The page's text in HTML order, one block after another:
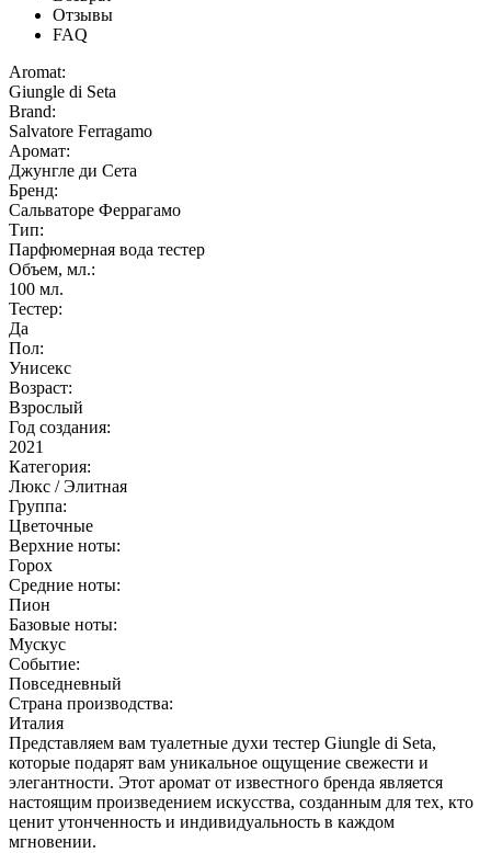
Отзывы
FAQ
Aromat:
Giungle di Seta
Brand:
Salvatore Ferragamo
Аромат:
Джунгле ди Сета
Бренд:
Сальваторе Феррагамо
Тип:
Парфюмерная вода тестер
Объем, мл.:
100 мл.
Тестер:
Да
Пол:
Унисекс
Возраст:
Взрослый
Год создания:
2021
Категория:
Люкс / Элитная
Группа:
Цветочные
Верхние ноты:
Горох
Средние ноты:
Пион
Базовые ноты:
Мускус
Событие:
Повседневный
Страна производства:
Италия
Представляем вам туалетные духи тестер Giungle di Seta,
которые подарят вам уникальное ощущение свежести и
элегантности. Этот аромат от известного бренда является
настоящим произведением искусства, созданным для тех, кто
ценит утонченность и индивидуальность в каждом
мгновении.